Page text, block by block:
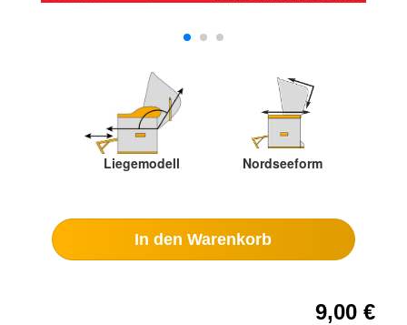
Liegemodell Nordseeform
In den Warenkorb
9,00 €